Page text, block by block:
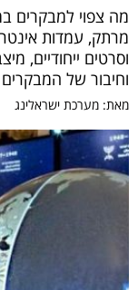
מה צפוי למבקרים
מרתק, עמדות
וסרטים ייחודיים,
וחיבור של
מאת: מערכת ישראלינג